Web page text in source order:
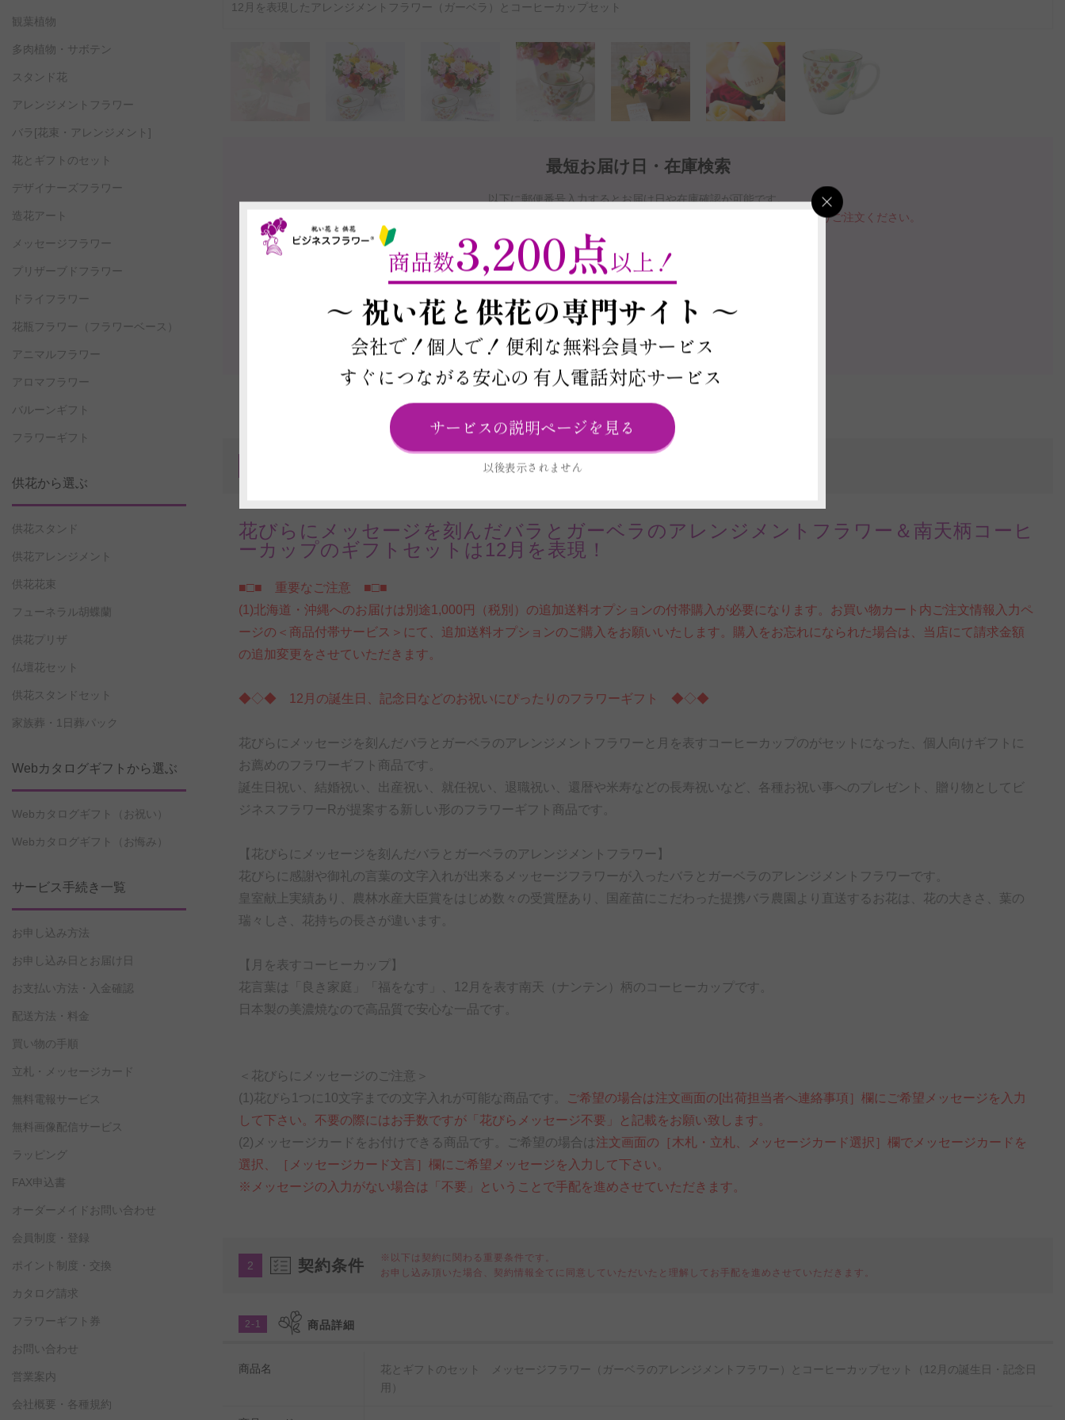
最短お届け日・在庫検索
以下に郵便番号入力するとお届け日や在庫確認が可能です。
本ページ下部の「この商品を購入する」ボタンよりご注文ください。
※最短お届け日以降であれば、お届け日をご指定いただけます。
お届け日と在庫検索についての案内動画
この商品の在庫・お届け日を確認する
12月を表現したアレンジメントフラワー（ガーベラ）とコーヒーカップセット
花びらにメッセージを刻んだバラとガーベラのアレンジメントフラワー＆南天柄コーヒ
ーカップのギフトセットは12月を表現！
■□■ 重要なご注意 ■□■
(1)北海道・沖縄へのお届けは別途1,000円（税別）の追加送料オプションの付帯購入が必要になります。お買い物カート内ご注文情報入力ペ
ージの＜商品付帯サービス＞にて、追加送料オプションのご購入をお願いいたします。購入をお忘れになられた場合は、当店にて請求金額
の追加変更をさせていただきます。
◆◇◆ 12月 の誕生日、記念日などのお祝いにぴったりのフラワーギフト ◆◇◆
花びらにメッセージを刻んだバラとガーベラのアレンジメントフラワーと月を表すコーヒーカップのがセットになった、個人向けギフトに
お薦めのフラワーギフト商品です。
誕生日祝い、結婚祝い、出産祝い、就任祝い、退職祝い、還暦や米寿などの長寿祝いなど、各種お祝い事へのプレゼント、贈り物としてビ
ジネスフラワーRが提案する新しい形のフラワーギフト商品です。
【花びらにメッセージを刻んだバラとガーベラのアレンジメントフラワー】
花びらに感謝や御礼の言葉の文字入れが出来るメッセージフラワーが入ったバラとガーベラのアレンジメントフラワーです。
皇室献上実績あり、農林水産大臣賞をはじめ数々の受賞歴あり、国産苗にこだわった提携バラ農園より直送するお花は、花の大きさ、葉の
瑞々しさ、花持ちの長さが違います。
【月を表すコーヒーカップ】
花言葉は「良き家庭」「福をなす」、12月を表す南天（ナンテン）柄のコーヒーカップです。
日本製の美濃焼なので高品質で安心な一品です。
＜花びらにメッセージのご注意＞
(1)花びら1つに10文字までの文字入れが可能な商品です。 ご希望の場合は注文画面の[出荷担当者へ連絡事項］欄にご希望メッセージを入力
して下さい。不要の際にはお手数ですが「花びらメッセージ不要」と記載をお願い致します。
(2)メッセージカードをお付けできる商品です。ご希望の場合は注文画面の［木札・立札、メッセージカード選択］欄でメッセージカードを
選択、［メッセージカード文言］欄にご希望メッセージを入力して下さい。
※メッセージの入力がない場合は「不要」ということで手配を進めさせていただきます。
2 契約条件
※以下は契約に関わる重要条件です。
お申し込み頂いた場合、契約情報全てに同意していただいたと理解してお手配を進めさせていただきます。
2-1 商品詳細
商品名
花とギフトのセット メッセージフラワー（ガーベラのアレンジメントフラワー）とコーヒーカップセット（12月の誕生日・記念日
用）
観葉植物
多肉植物・サボテン
スタンド花
アレンジメントフラワー
バラ[花束・アレンジメント]
花とギフトのセット
デザイナーズフラワー
造花アート
メッセージフラワー
プリザーブドフラワー
ドライフラワー
花瓶フラワー （フラワーベース）
アニマルフラワー
アロマフラワー
バルーンギフト
フラワーギフト
供花から選ぶ
供花スタンド
供花アレンジメント
供花花束
フューネラル胡蝶蘭
供花プリザ
仏壇花セット
供花スタンドセット
家族葬・1日葬パック
Webカタログギフトから選ぶ
Webカタログギフト（お祝い）
Webカタログギフト（お悔み）
サービス手続き一覧
お申し込み方法
お申し込み日とお届け日
お支払い方法・入金確認
配送方法・料金
買い物の手順
立札・メッセージカード
無料電報サービス
無料画像配信サービス
ラッピング
FAX申込書
オーダーメイドお問い合わせ
会員制度・登録
ポイント制度・交換
カタログ請求
フラワーギフト券
お問い合わせ
営業案内
会社概要・各種規約
商品数3,200点以上！
～ 祝い花と供花の専門サイト ～
会社で！個人で！ 便利な無料会員サービス
すぐにつながる安心の 有人電話対応サービス
サービスの説明ページを見る
以後表示されません